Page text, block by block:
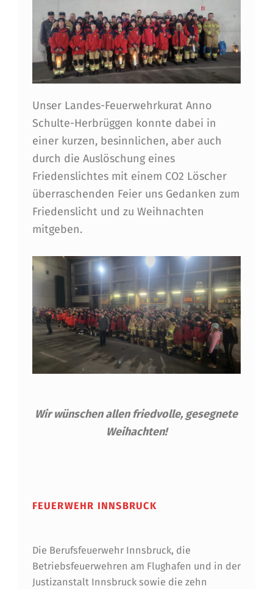
2
0
2
3
Unser Landes-Feuerwehrkurat Anno
Schulte-Herbrüggen konnte dabei in
einer kurzen, besinnlichen, aber auch
durch die Auslöschung eines
Friedenslichtes mit einem CO2 Löscher
überraschenden Feier uns Gedanken zum
Friedenslicht und zu Weihnachten
mitgeben.
Wir wünschen allen friedvolle, gesegnete
Weihachten!
FEUERWEHR INNSBRUCK
Die Berufsfeuerwehr Innsbruck, die
Betriebsfeuerwehren am Flughafen und in der
Justizanstalt Innsbruck sowie die zehn